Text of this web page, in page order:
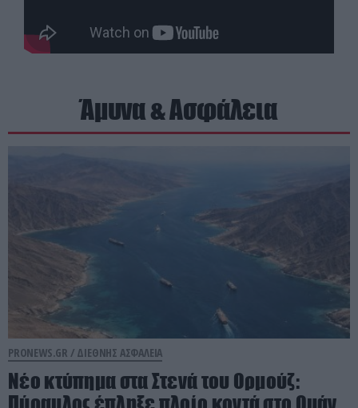
Άμυνα & Ασφάλεια
PRONEWS.GR / ΔΙΕΘΝΗΣ ΑΣΦΑΛΕΙΑ
Νέο κτύπημα στα Στενά του Ορμούζ: